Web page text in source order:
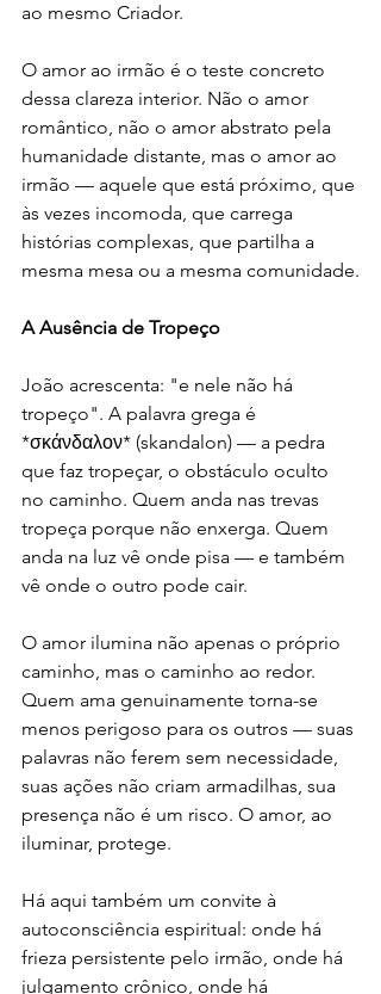
ao mesmo Criador.
O amor ao irmão é o teste concreto
dessa clareza interior. Não o amor
romântico, não o amor abstrato pela
humanidade distante, mas o amor ao
irmão — aquele que está próximo, que
às vezes incomoda, que carrega
histórias complexas, que partilha a
mesma mesa ou a mesma comunidade.
A Ausência de Tropeço
João acrescenta: "e nele não há
tropeço". A palavra grega é
*σκάνδαλον* (skandalon) — a pedra
que faz tropeçar, o obstáculo oculto
no caminho. Quem anda nas trevas
tropeça porque não enxerga. Quem
anda na luz vê onde pisa — e também
vê onde o outro pode cair.
O amor ilumina não apenas o próprio
caminho, mas o caminho ao redor.
Quem ama genuinamente torna-se
menos perigoso para os outros — suas
palavras não ferem sem necessidade,
suas ações não criam armadilhas, sua
presença não é um risco. O amor, ao
iluminar, protege.
Há aqui também um convite à
autoconsciência espiritual: onde há
frieza persistente pelo irmão, onde há
julgamento crônico, onde há